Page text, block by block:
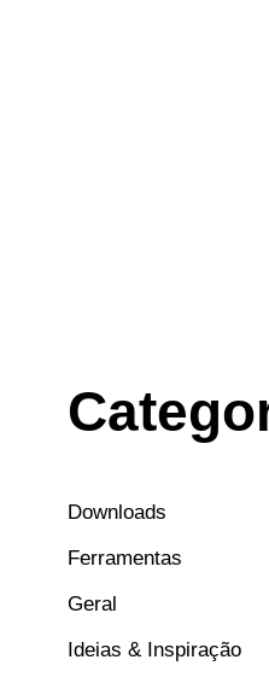
Downloads
Ferramentas
Geral
Ideias & Inspiração